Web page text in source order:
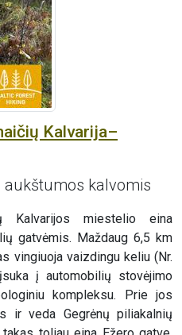
Kalvarija–
kalvomis
Kalvarijos miestelio eina
gatvėmis. Maždaug 6,5 km
vingiuoja vaizdingu keliu (Nr.
į automobilių stovėjimo
kompleksu. Prie jos
ir veda Gegrėnų piliakalnių